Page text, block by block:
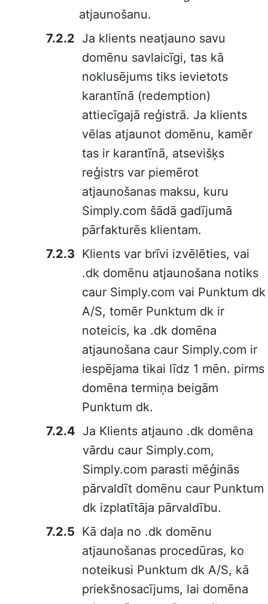
atjaunošanu.
Ja klients neatjauno savu
domēnu savlaicīgi, tas kā
noklusējums tiks ievietots
karantīnā (redemption)
attiecīgajā reģistrā. Ja klients
vēlas atjaunot domēnu, kamēr
tas ir karantīnā, atsevišķs
reģistrs var piemērot
atjaunošanas maksu, kuru
Simply.com šādā gadījumā
pārfakturēs klientam.
Klients var brīvi izvēlēties, vai
.dk domēnu atjaunošana notiks
caur Simply.com vai Punktum dk
A/S, tomēr Punktum dk ir
noteicis, ka .dk domēna
atjaunošana caur Simply.com ir
iespējama tikai līdz 1 mēn. pirms
domēna termiņa beigām
Punktum dk.
Ja Klients atjauno .dk domēna
vārdu caur Simply.com,
Simply.com parasti mēģinās
pārvaldīt domēnu caur Punktum
dk izplatītāja pārvaldību.
Kā daļa no .dk domēnu
atjaunošanas procedūras, ko
noteikusi Punktum dk A/S, kā
priekšnosacījums, lai domēna